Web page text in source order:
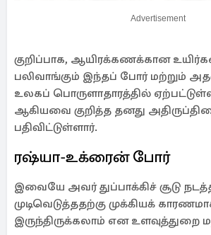
Advertisement
குறிப்பாக, ஆயிரக்கணக்கான
பலிவாங்கும் இந்தப் போர் மற்றும்
உலகப் பொருளாதாரத்தில் ஏற்பட்டுள்ள
ஆகியவை குறித்த தனது
பதிவிட்டுள்ளார்.
ரஷ்யா-உக்ரைன் போர்
இவையே அவர் துப்பாக்கிச் சூடு
முடிவெடுத்ததற்கு முக்கியக்
இருந்திருக்கலாம் என உளவுத்துறை